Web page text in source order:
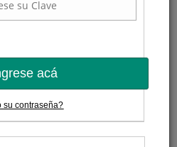
acá
su contraseña?